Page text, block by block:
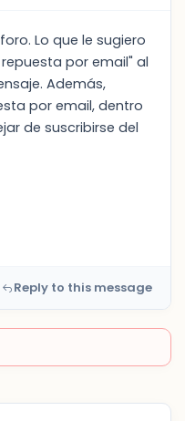
Lo que le sugiero
por email" al
Además,
por email, dentro
de suscribirse del
Reply to this message